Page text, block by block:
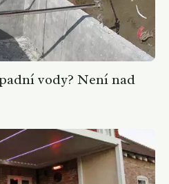
vody? Není nad